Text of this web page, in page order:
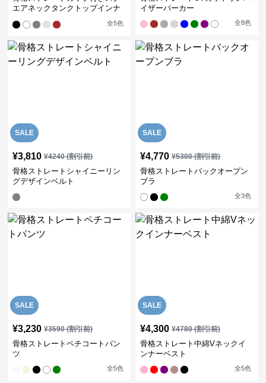
エアネックタンクトップインナ
全5色
イザーパーカー
全8色
SALE
¥3,810 ¥4240(割引前)
骨格ストレートシャイニーリン
グデザインベルト
SALE
¥4,770 ¥5300(割引前)
骨格ストレートバックオープン
ブラ
全3色
SALE
¥3,230 ¥3590(割引前)
骨格ストレートペチコートパン
ツ
全5色
SALE
¥4,300 ¥4780(割引前)
骨格ストレート中綿Vネックイ
ンナーベスト
全5色